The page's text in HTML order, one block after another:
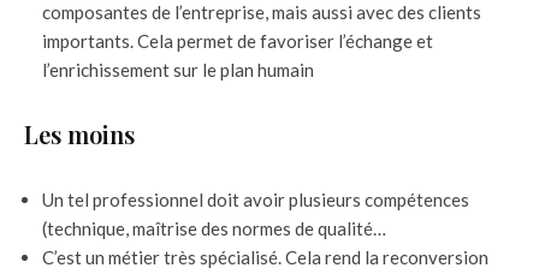
composantes de l’entreprise, mais aussi avec des clients
importants. Cela permet de favoriser l’échange et
l’enrichissement sur le plan humain
Les moins
Un tel professionnel doit avoir plusieurs compétences
(technique, maîtrise des normes de qualité…
C’est un métier très spécialisé. Cela rend la reconversion